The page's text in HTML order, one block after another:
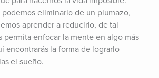
eliminarlo de un plumazo,
aprender a reducirlo, de tal
permita enfocar la mente en algo más
encontrarás la forma de lograrlo
el sueño.